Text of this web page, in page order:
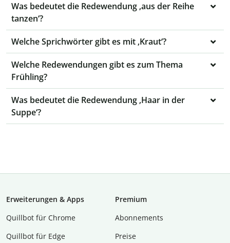
Was bedeutet die Redewendung ‚aus der Reihe
tanzen‘?
Welche Sprichwörter gibt es mit ‚Kraut‘?
Welche Redewendungen gibt es zum Thema
Frühling?
Was bedeutet die Redewendung ‚Haar in der
Suppe‘?
Erweiterungen & Apps
Quillbot für Chrome
Quillbot für Edge
Premium
Abon­ne­ments
Preise